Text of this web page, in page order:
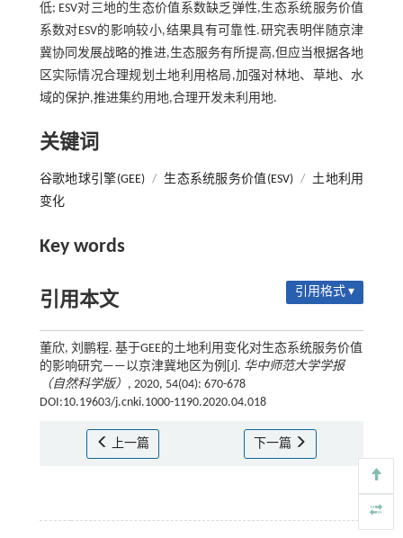
低; ESV对三地的生态价值系数缺乏弹性,生态系统服务价值
系数对ESV的影响较小,结果具有可靠性.研究表明伴随京津
冀协同发展战略的推进,生态服务有所提高,但应当根据各地
区实际情况合理规划土地利用格局,加强对林地、草地、水
域的保护,推进集约用地,合理开发未利用地.
关键词
谷歌地球引擎(GEE) / 生态系统服务价值(ESV) / 土地利用
变化
Key words
引用本文 引用格式 ▾
董欣, 刘鹏程. 基于GEE的土地利用变化对生态系统服务价值
的影响研究——以京津冀地区为例[J]. 华中师范大学学报
（自然科学版） , 2020, 54(04): 670-678
DOI:10.19603/j.cnki.1000-1190.2020.04.018
上一篇 下一篇